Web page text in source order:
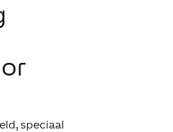
speciaal